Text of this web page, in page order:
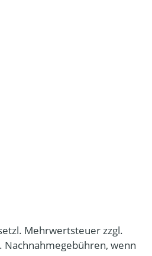
Mehrwertsteuer zzgl.
Nachnahmegebühren, wenn